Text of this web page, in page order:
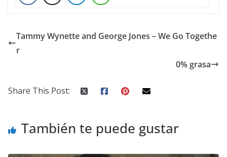
Tammy Wynette and George Jones – We Go Togethe
r
0% grasa
Share This Post:
También te puede gustar